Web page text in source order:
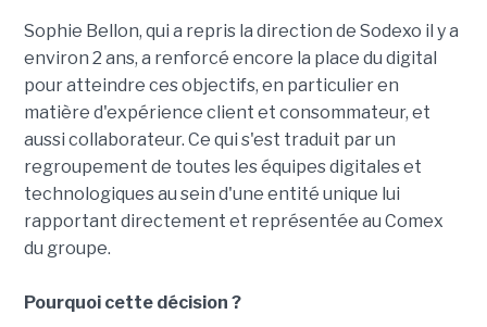
Sophie Bellon, qui a repris la direction de Sodexo il y a
environ 2 ans, a renforcé encore la place du digital
pour atteindre ces objectifs, en particulier en
matière d'expérience client et consommateur, et
aussi collaborateur. Ce qui s'est traduit par un
regroupement de toutes les équipes digitales et
technologiques au sein d'une entité unique lui
rapportant directement et représentée au Comex
du groupe.
Pourquoi cette décision ?